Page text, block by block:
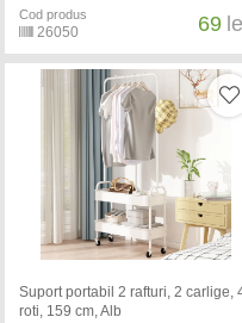
Cod produs
26050 69
Suport portabil 2 rafturi, 2 carlige,
roti, 159 cm, Alb